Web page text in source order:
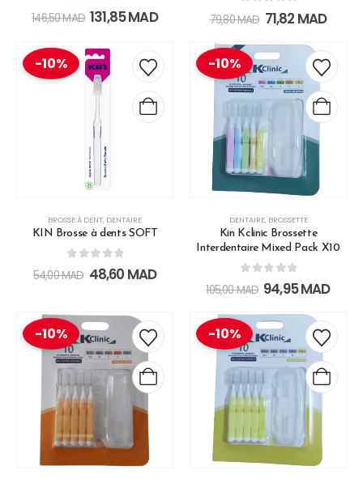
out of 5
146,50MAD 131,85MAD out of 5
79,80MAD 71,82 MAD
-10%
BROSSE À DENT, DENTAIRE
KIN Brosse à dents SOFT
out of 5
54,00MAD 48,60 MAD
-10%
DENTAIRE, BROSSETTE
Kin Kclinic Brossette
Interdentaire Mixed Pack X10
out of 5
105,00MAD 94,95MAD
-10% -10%